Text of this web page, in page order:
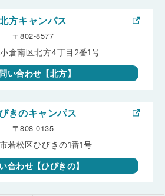
方キャンパス
〒802-8577
倉南区北方4丁目2番1号
い合わせ【北方】
きのキャンパス
〒808-0135
若松区ひびきの1番1号
合わせ【ひびきの】